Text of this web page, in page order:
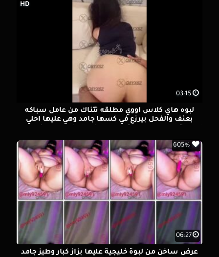
03:15
HD
لبوه هاي كلاس اووي مطلقه تتناك من عامل سباكه
بعنف والفحل بيرزع في كسها جامد وهي عليها احلي
ثاني من الشهوة
06:27
605%
عرض ساخن من لبوة خليجية عليها بزاز كبار وطيز جامد